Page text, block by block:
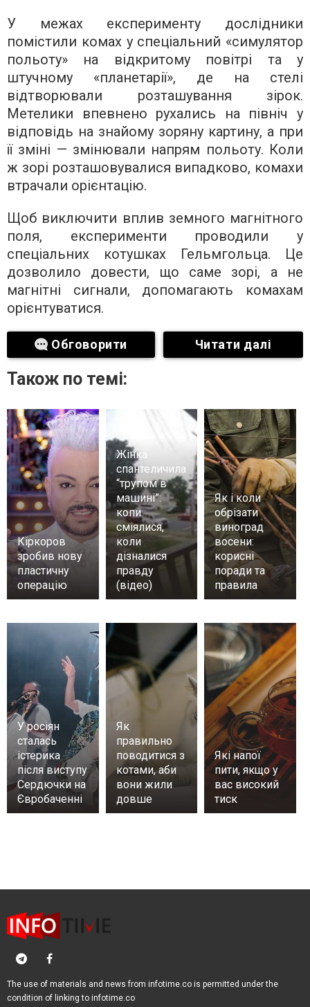
У межах експерименту дослідники
помістили комах у спеціальний «симулятор
польоту» на відкритому повітрі та у
штучному «планетарії», де на стелі
відтворювали розташування зірок.
Метелики впевнено рухались на північ у
відповідь на знайому зоряну картину, а при
її зміні — змінювали напрям польоту. Коли
ж зорі розташовувалися випадково, комахи
втрачали орієнтацію.
Щоб виключити вплив земного магнітного
поля, експерименти проводили у
спеціальних котушках Гельмгольца. Це
дозволило довести, що саме зорі, а не
магнітні сигнали, допомагають комахам
орієнтуватися.
Обговорити Читати далі
Також по темі:
Кіркоров
зробив нову
пластичну
операцію
Жінка
спантеличила
“трупом в
машині”:
копи
сміялися,
коли
дізналися
правду
(відео)
Як і коли
обрізати
виноград
восени:
корисні
поради та
правила
У росіян
сталась
істерика
після виступу
Сердючки на
Євробаченні
Як
правильно
поводитися з
котами, аби
вони жили
довше
Які напої
пити, якщо у
вас високий
тиск
The use of materials and news from infotime.co is permitted under the
condition of linking to infotime.co